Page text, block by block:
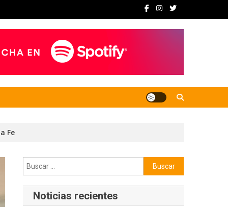
Fe
Buscar:
Noticias recientes